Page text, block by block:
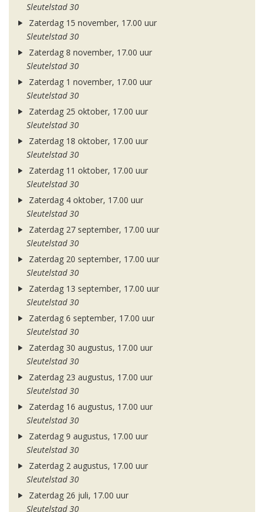
Sleutelstad 30
Zaterdag 15 november, 17.00 uur
Sleutelstad 30
Zaterdag 8 november, 17.00 uur
Sleutelstad 30
Zaterdag 1 november, 17.00 uur
Sleutelstad 30
Zaterdag 25 oktober, 17.00 uur
Sleutelstad 30
Zaterdag 18 oktober, 17.00 uur
Sleutelstad 30
Zaterdag 11 oktober, 17.00 uur
Sleutelstad 30
Zaterdag 4 oktober, 17.00 uur
Sleutelstad 30
Zaterdag 27 september, 17.00 uur
Sleutelstad 30
Zaterdag 20 september, 17.00 uur
Sleutelstad 30
Zaterdag 13 september, 17.00 uur
Sleutelstad 30
Zaterdag 6 september, 17.00 uur
Sleutelstad 30
Zaterdag 30 augustus, 17.00 uur
Sleutelstad 30
Zaterdag 23 augustus, 17.00 uur
Sleutelstad 30
Zaterdag 16 augustus, 17.00 uur
Sleutelstad 30
Zaterdag 9 augustus, 17.00 uur
Sleutelstad 30
Zaterdag 2 augustus, 17.00 uur
Sleutelstad 30
Zaterdag 26 juli, 17.00 uur
Sleutelstad 30